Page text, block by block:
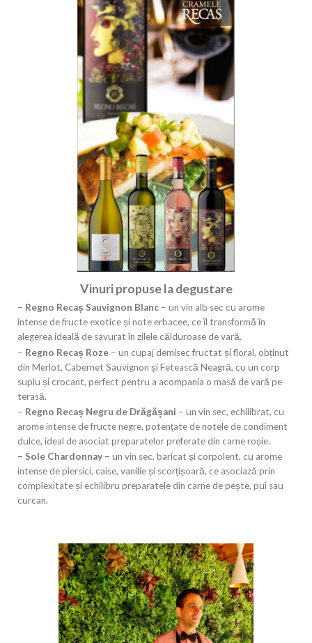
Vinuri propuse la degustare
– Regno Recaș Sauvignon Blanc – un vin alb sec cu arome
intense de fructe exotice și note erbacee, ce îl transformă în
alegerea ideală de savurat în zilele călduroase de vară.
– Regno Recaș Roze – un cupaj demisec fructat și floral, obținut
din Merlot, Cabernet Sauvignon și Fetească Neagră, cu un corp
suplu și crocant, perfect pentru a acompania o masă de vară pe
terasă.
– Regno Recaș Negru de Drăgășani – un vin sec, echilibrat, cu
arome intense de fructe negre, potențate de notele de condiment
dulce, ideal de asociat preparatelor preferate din carne roșie.
– Sole Chardonnay – un vin sec, baricat și corpolent, cu arome
intense de piersici, caise, vanilie și scorțișoară, ce asociază prin
complexitate și echilibru preparatele din carne de pește, pui sau
curcan.